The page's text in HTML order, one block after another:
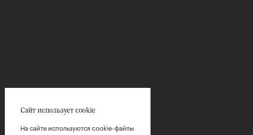
Сайт использует cookie
На сайте используются cookie-файлы